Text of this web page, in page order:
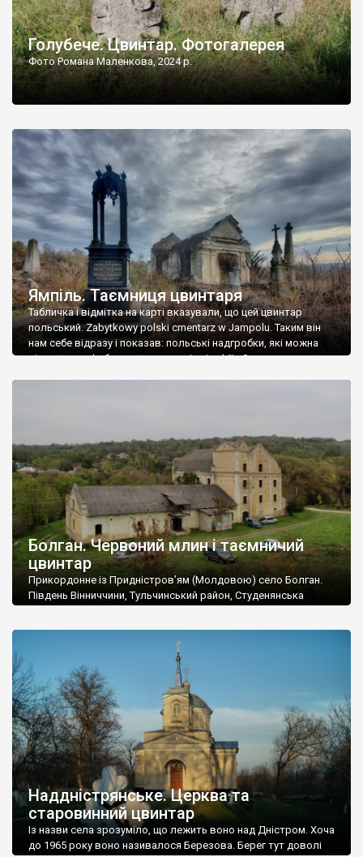
Голубече. Цвинтар. Фотогалерея
Фото Романа Маленкова, 2024 р.
Ямпіль. Таємниця цвинтаря
Табличка і відмітка на карті вказували, що цей цвинтар
польський. Zabytkowy polski cmentarz w Jampolu. Таким він
нам себе відразу і показав: польські надгробки, які можна
віднести до фабричних, польські епітафії… Загалом цвинтар
Болган. Червоний млин і таємничий
цвинтар
Прикордонне із Придністров’ям (Молдовою) село Болган.
Південь Вінниччини, Тульчинський район, Студенянська
старовинний цвинтар із кам’яними хрестами. Всі епітафії, які
збереглися, написані кирилицею, церковнослов’янською
мовою. За всіма традиційними ознаками – цвинтар
український. Хрести датуються 19 століттям. У 1924-1940
роках Болган […]
Наддністрянське. Церква та
старовинний цвинтар
Із назви села зрозуміло, що лежить воно над Дністром. Хоча
до 1965 року воно називалося Березова. Берег тут доволі